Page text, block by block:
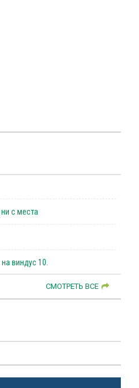
с места
виндус 10.
СМОТРЕТЬ ВСЕ